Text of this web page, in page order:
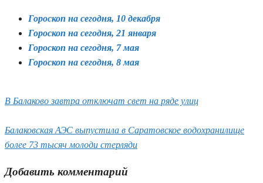
Гороскоп на сегодня, 10 декабря
Гороскоп на сегодня, 21 января
Гороскоп на сегодня, 7 мая
Гороскоп на сегодня, 8 мая
В Балаково завтра отключат свет на ряде улиц
Балаковская АЭС выпустила в Саратовское водохранилище
более 73 тысяч молоди стерляди
Добавить комментарий